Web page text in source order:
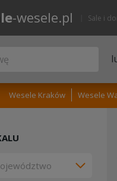
-wesele.pl Sale i
Wesele Kraków Wesele